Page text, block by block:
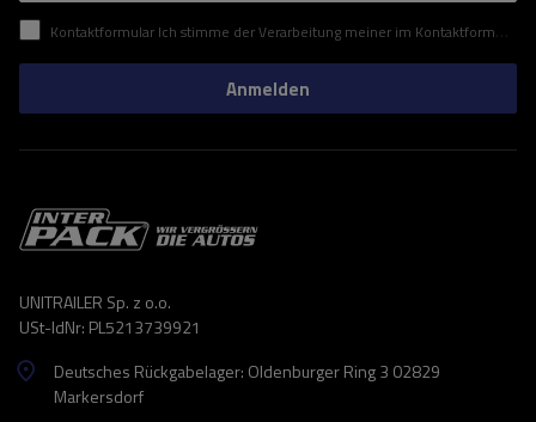
Kontaktformular Ich stimme der Verarbeitung meiner im Kontaktformular enthaltenen personenbezogenen Daten gemäß der Verordnung (EU) des Europäischen Parlaments und des Rates zu.
Anmelden
UNITRAILER Sp. z o.o.
USt-IdNr: PL5213739921
Deutsches Rückgabelager: Oldenburger Ring 3 02829
Markersdorf